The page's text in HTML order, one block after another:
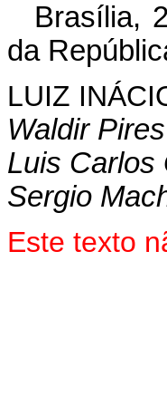
Brasília,
da
LUIZ
Waldir Pires
Luis Carlos
Sergio
Este texto